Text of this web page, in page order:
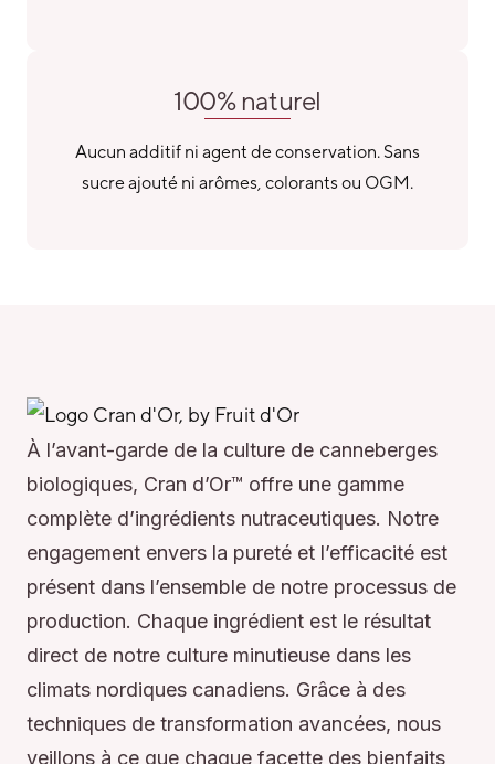
100% naturel
Aucun additif ni agent de conservation. Sans
sucre ajouté ni arômes, colorants ou OGM.
À l’avant-garde de la culture de canneberges
biologiques, Cran d’Or™ offre une gamme
complète d’ingrédients nutraceutiques. Notre
engagement envers la pureté et l’efficacité est
présent dans l’ensemble de notre processus de
production. Chaque ingrédient est le résultat
direct de notre culture minutieuse dans les
climats nordiques canadiens. Grâce à des
techniques de transformation avancées, nous
veillons à ce que chaque facette des bienfaits